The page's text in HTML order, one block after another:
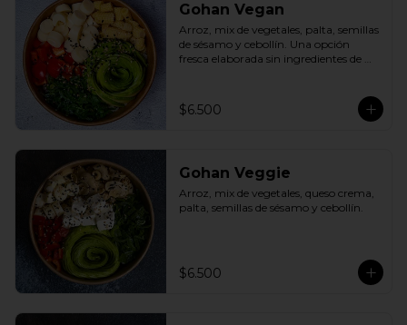
Gohan Vegan
Arroz, mix de vegetales, palta, semillas
de sésamo y cebollín. Una opción
fresca elaborada sin ingredientes de
$6.500
Gohan Veggie
Arroz, mix de vegetales, queso crema,
palta, semillas de sésamo y cebollín.
$6.500